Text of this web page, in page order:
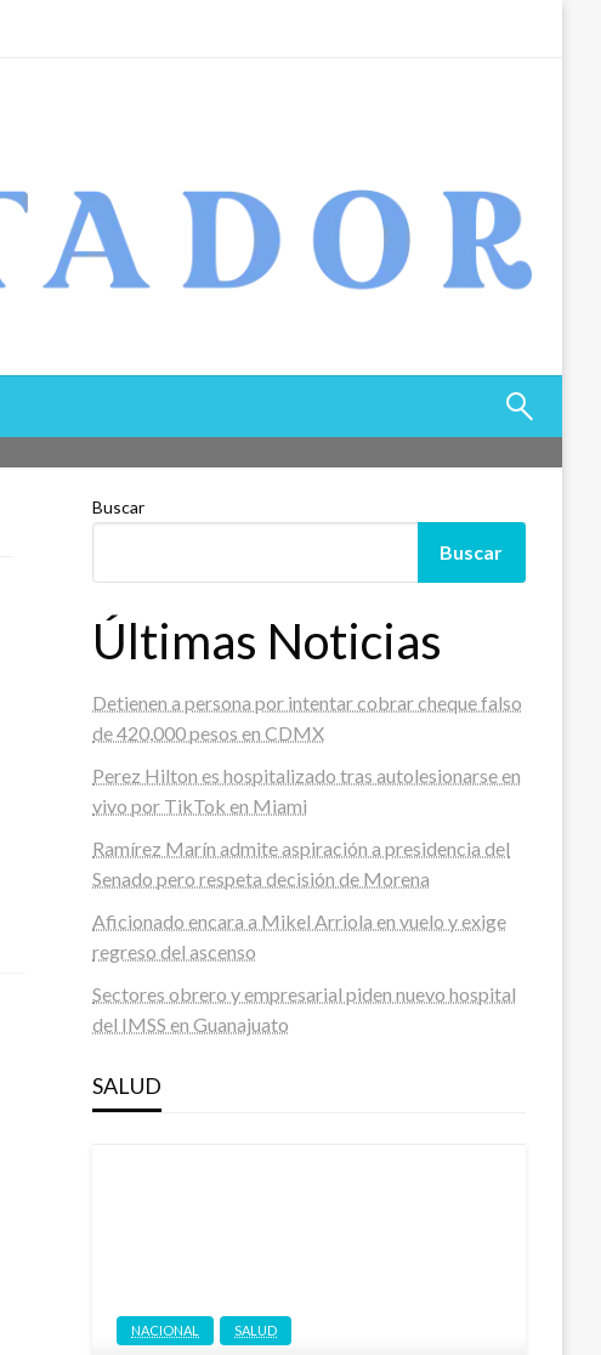
Buscar
Buscar
Últimas Noticias
Detienen a persona por intentar cobrar cheque falso
de 420,000 pesos en CDMX
Perez Hilton es hospitalizado tras autolesionarse en
vivo por TikTok en Miami
Ramírez Marín admite aspiración a presidencia del
Senado pero respeta decisión de Morena
Aficionado encara a Mikel Arriola en vuelo y exige
regreso del ascenso
Sectores obrero y empresarial piden nuevo hospital
del IMSS en Guanajuato
SALUD
NACIONAL SALUD